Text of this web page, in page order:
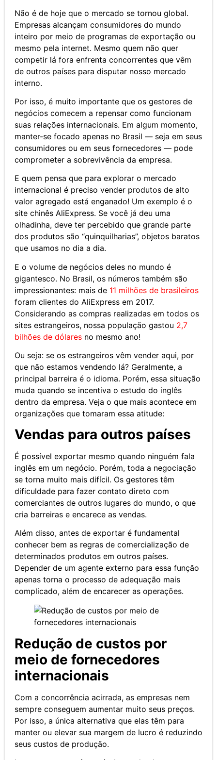
Não é de hoje que o mercado se tornou global.
Empresas alcançam consumidores do mundo
inteiro por meio de programas de exportação ou
mesmo pela internet. Mesmo quem não quer
competir lá fora enfrenta concorrentes que vêm
de outros países para disputar nosso mercado
interno.
Por isso, é muito importante que os gestores de
negócios comecem a repensar como funcionam
suas relações internacionais. Em algum momento,
manter-se focado apenas no Brasil — seja em seus
consumidores ou em seus fornecedores — pode
comprometer a sobrevivência da empresa.
E quem pensa que para explorar o mercado
internacional é preciso vender produtos de alto
valor agregado está enganado! Um exemplo é o
site chinês AliExpress. Se você já deu uma
olhadinha, deve ter percebido que grande parte
dos produtos são “quinquilharias”, objetos baratos
que usamos no dia a dia.
E o volume de negócios deles no mundo é
gigantesco. No Brasil, os números também são
impressionantes: mais de 11 milhões de brasileiros
foram clientes do AliExpress em 2017.
Considerando as compras realizadas em todos os
sites estrangeiros, nossa população gastou 2,7
bilhões de dólares no mesmo ano!
Ou seja: se os estrangeiros vêm vender aqui, por
que não estamos vendendo lá? Geralmente, a
principal barreira é o idioma. Porém, essa situação
muda quando se incentiva o estudo do inglês
dentro da empresa. Veja o que mais acontece em
organizações que tomaram essa atitude:
Vendas para outros países
É possível exportar mesmo quando ninguém fala
inglês em um negócio. Porém, toda a negociação
se torna muito mais difícil. Os gestores têm
dificuldade para fazer contato direto com
comerciantes de outros lugares do mundo, o que
cria barreiras e encarece as vendas.
Além disso, antes de exportar é fundamental
conhecer bem as regras de comercialização de
determinados produtos em outros países.
Depender de um agente externo para essa função
apenas torna o processo de adequação mais
complicado, além de encarecer as operações.
Redução de custos por
meio de fornecedores
internacionais
Com a concorrência acirrada, as empresas nem
sempre conseguem aumentar muito seus preços.
Por isso, a única alternativa que elas têm para
manter ou elevar sua margem de lucro é reduzindo
seus custos de produção.